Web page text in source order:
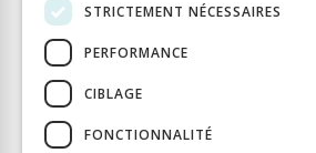
STRICTEMENT NÉCESSAIRES
PERFORMANCE
CIBLAGE
FONCTIONNALITÉ